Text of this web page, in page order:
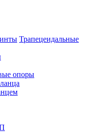
Трапецеидальные
опоры